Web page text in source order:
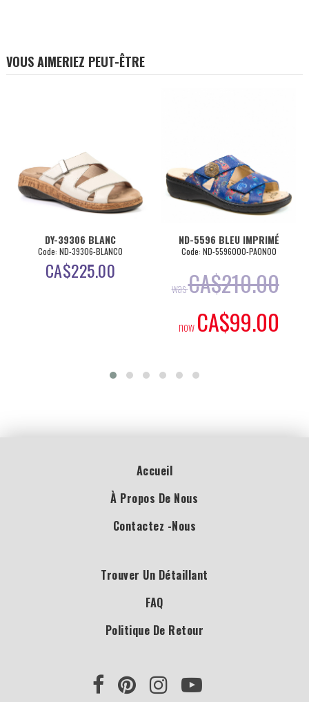
VOUS AIMERIEZ PEUT-ÊTRE
DY-39306 BLANC
Code: ND-39306-BLANCO
CA$225.00
ND-5596 BLEU IMPRIMÉ
Code: ND-5596000-PAON00
wasCA$210.00
now CA$99.00
Accueil
À Propos De Nous
Contactez -nous
Trouver Un Détaillant
FAQ
Politique De Retour